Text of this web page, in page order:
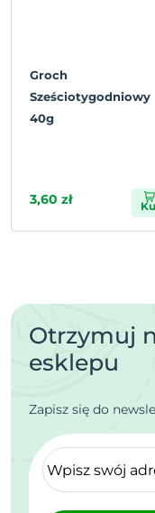
Groch
Sześciotygodniowy
40g
3,60 zł
Otrzymuj
esklepu
Zapisz się do